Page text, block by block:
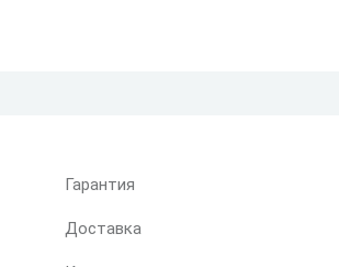
Гарантия
Доставка